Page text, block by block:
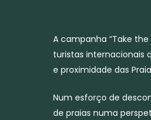
A campanha “Take
turistas internacionais
e proximidade das
Num esforço de
de praias numa